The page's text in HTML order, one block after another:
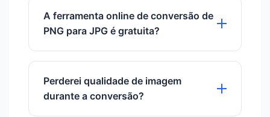
JPG é totalmente gratuito, sem custos
ocultos.
A ferramenta online de conversão de
PNG para JPG é gratuita?
Sim, a nossa ferramenta online de
conversão de PNG para JPG é 100%
gratuita, sem custos ocultos.
Perderei qualidade de imagem
durante a conversão?